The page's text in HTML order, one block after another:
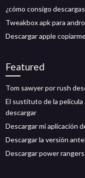
¿cómo consigo
Tweakbox apk para
Descargar apple
Featured
Tom sawyer por rush
El sustituto de la
descargar
Descargar mi aplicación
Descargar la versión
Descargar power